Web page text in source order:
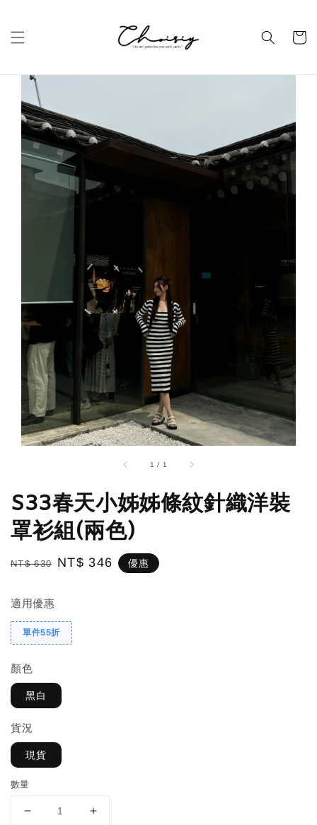
1 / 1
S33春天小姊姊條紋針織洋裝
罩衫組(兩色)
Regular
NT$ 630 Sale
NT$ 346 優惠
適用優惠
單件55折
顏色
黑白
貨況
現貨
數量